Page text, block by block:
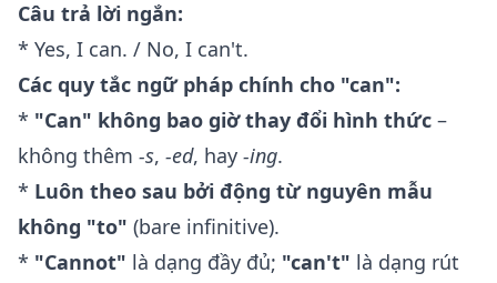
Câu trả lời ngắn:
* Yes, I can. / No, I can't.
Các quy tắc ngữ pháp chính cho "can":
* "Can" không bao giờ thay đổi hình thức –
không thêm -s, -ed, hay -ing.
* Luôn theo sau bởi động từ nguyên mẫu
không "to" (bare infinitive).
* "Cannot" là dạng đầy đủ; "can't" là dạng rút